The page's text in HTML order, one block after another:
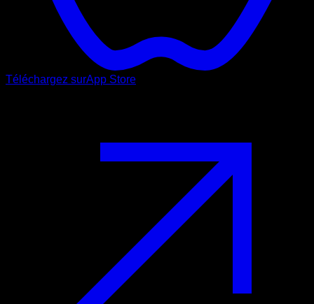
Téléchargez surApp Store